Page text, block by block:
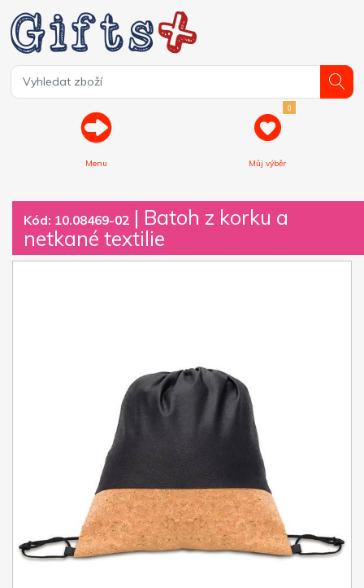
Menu
0
Můj výběr
Kód: 10.08469-02 | Batoh z korku a
netkané textilie